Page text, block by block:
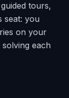
tours,
seat: you
on your
each